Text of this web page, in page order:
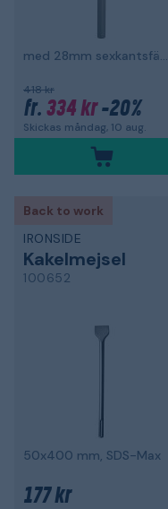
med 28mm sexkantsfäste
418 kr
fr. 334 kr-20%
Skickas måndag, 10 aug.
Back to work
IRONSIDE
Kakelmejsel
100652
50x400 mm, SDS-Max
177 kr